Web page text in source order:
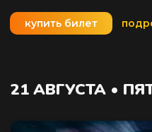
купить билет
21 АВГУСТА •